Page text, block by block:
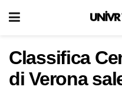
Classifica
di Verona